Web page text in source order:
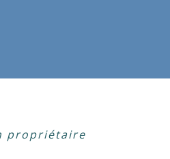
propriétaire